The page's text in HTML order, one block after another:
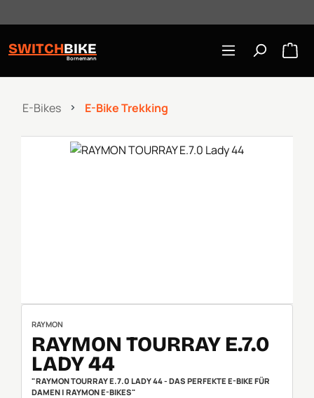
SWITCHBIKE
Bornemann
E-Bikes E-Bike Trekking
Bildergalerie überspringen
RAYMON
RAYMON TOURRAY E.7.0
LADY 44
"RAYMON TOURRAY E.7.0 LADY 44 - DAS PERFEKTE E-BIKE FÜR
DAMEN | RAYMON E-BIKES"